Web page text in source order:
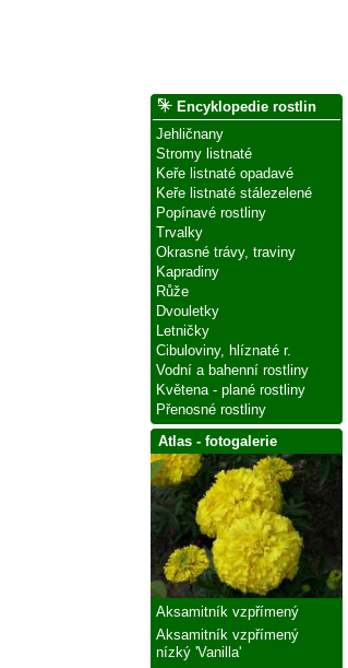
Encyklopedie rostlin
Jehličnany
Stromy listnaté
Keře listnaté opadavé
Keře listnaté stálezelené
Popínavé rostliny
Trvalky
Okrasné trávy, traviny
Kapradiny
Růže
Dvouletky
Letničky
Cibuloviny, hlíznaté r.
Vodní a bahenní rostliny
Květena - plané rostliny
Přenosné rostliny
Atlas - fotogalerie
Aksamitník vzpřímený
Aksamitník vzpřímený
nízký 'Vanilla'